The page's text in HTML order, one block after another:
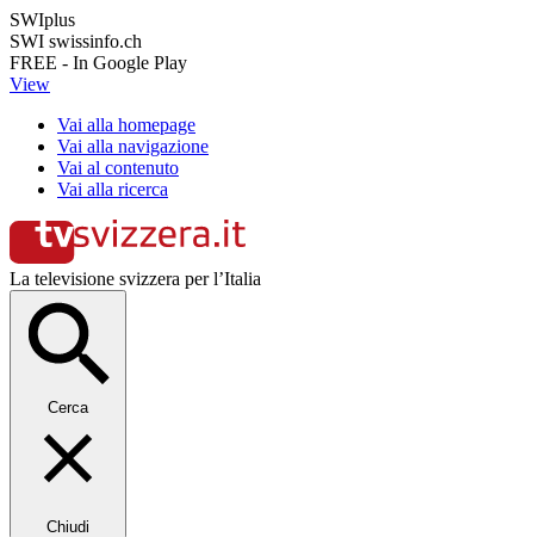
SWIplus
SWI swissinfo.ch
FREE - In Google Play
View
Vai alla homepage
Vai alla navigazione
Vai al contenuto
Vai alla ricerca
La televisione svizzera per l’Italia
Cerca
Chiudi